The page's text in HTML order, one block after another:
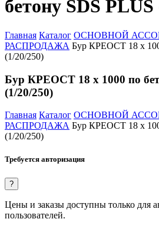
бетону SDS
Главная Каталог ОСНОВНОЙ
РАСПРОДАЖА Бур КРЕОСТ 18 х
(1/20/250)
Бур КРЕОСТ 18 х 1000 по
(1/20/250)
Главная Каталог ОСНОВНОЙ
РАСПРОДАЖА Бур КРЕОСТ 18 х
(1/20/250)
Требуется авторизация
?
Цены и заказы доступны только для
пользователей.